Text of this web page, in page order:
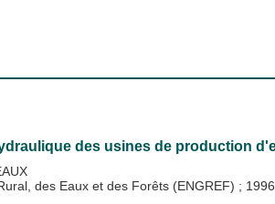
des usines de production
des Eaux et des Forêts (ENGREF) ; 1996